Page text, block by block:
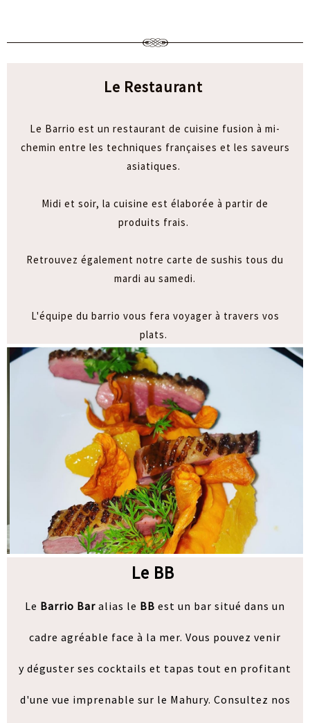
Le Restaurant
Le Barrio est un restaurant de cuisine fusion à mi-
chemin entre les techniques françaises et les saveurs
asiatiques.
Midi et soir, la cuisine est élaborée à partir de
produits frais.
Retrouvez également notre carte de sushis tous du
mardi au samedi.
L'équipe du barrio vous fera voyager à travers vos
plats.
Le BB
Le Barrio Bar alias le BB est un bar situé dans un
cadre agréable face à la mer. Vous pouvez venir
y déguster ses cocktails et tapas tout en profitant
d'une vue imprenable sur le Mahury. Consultez nos